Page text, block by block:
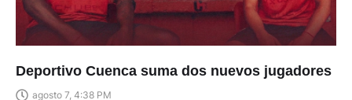
Deportivo Cuenca suma dos nuevos jugadores
agosto 7, 4:38 PM